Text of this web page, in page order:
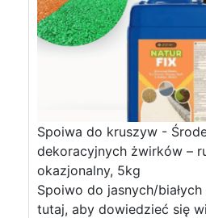
Spoiwa do kruszyw -
dekoracyjnych żwirków –
okazjonalny, 5kg
Spoiwo do jasnych/
tutaj, aby dowiedzieć się